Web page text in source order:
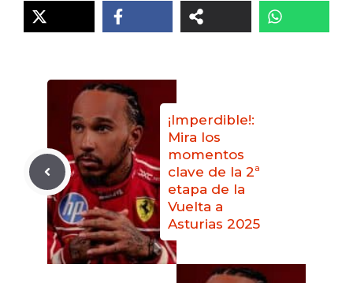
¡Imperdible!:
Mira los
momentos
clave de la 2ª
etapa de la
Vuelta a
Asturias 2025